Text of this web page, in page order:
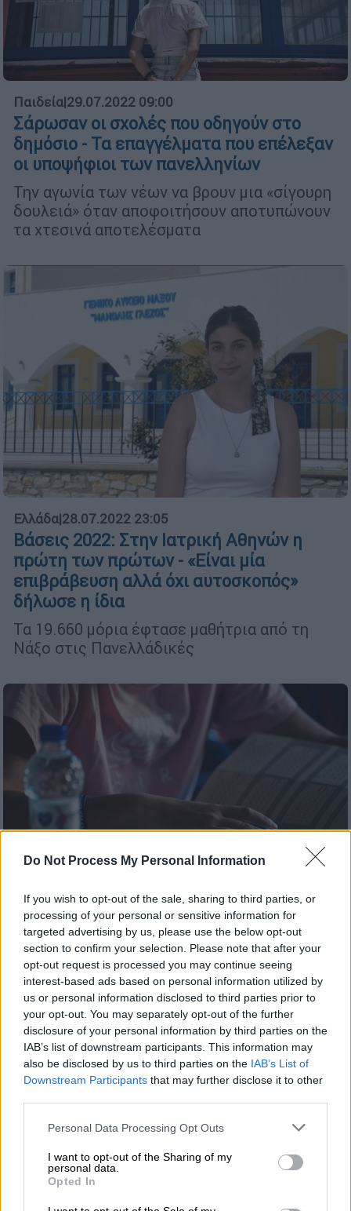
Do Not Process My Personal Information
If you wish to opt-out of the sale, sharing to third parties, or
processing of your personal or sensitive information for
targeted advertising by us, please use the below opt-out
section to confirm your selection. Please note that after your
opt-out request is processed you may continue seeing
interest-based ads based on personal information utilized by
us or personal information disclosed to third parties prior to
your opt-out. You may separately opt-out of the further
disclosure of your personal information by third parties on the
IAB’s list of downstream participants. This information may
also be disclosed by us to third parties on the IAB’s List of
Downstream Participants that may further disclose it to other
Please note that this website/app uses one or more Google
not limited to your visit or usage behaviour. You may click to
grant or deny consent to Google and its third-party tags to
use your data for below specified purposes in below Google
consent section.
Personal Data Processing Opt Outs
I want to opt-out of the Sharing of my
personal data.
Opted In
Παιδεία|29.07.2022 09:00
Σάρωσαν οι σχολές που οδηγούν στο
δημόσιο - Τα επαγγέλματα που επέλεξαν
οι υποψήφιοι των πανελληνίων
Την αγωνία των νέων να βρουν μια «σίγουρη
δουλειά» όταν αποφοιτήσουν αποτυπώνουν
τα χτεσινά αποτελέσματα
Ελλάδα|28.07.2022 23:05
Βάσεις 2022: Στην Ιατρική Αθηνών η
πρώτη των πρώτων - «Είναι μία
επιβράβευση αλλά όχι αυτοσκοπός»
δήλωσε η ίδια
Τα 19.660 μόρια έφτασε μαθήτρια από τη
Νάξο στις Πανελλάδικές
Παιδεία| 28.07.2022 22:12
Η ακτινογραφία των βάσεων: «Βουτιά»
σε εκατοντάδες σχολές – Πόσοι έμειναν
εκτός ΑΕΙ – Στις 7.000 οι κενές θέσεις
Τι δείχνουν τα στατιστικά του υπουργείου
Παιδείας